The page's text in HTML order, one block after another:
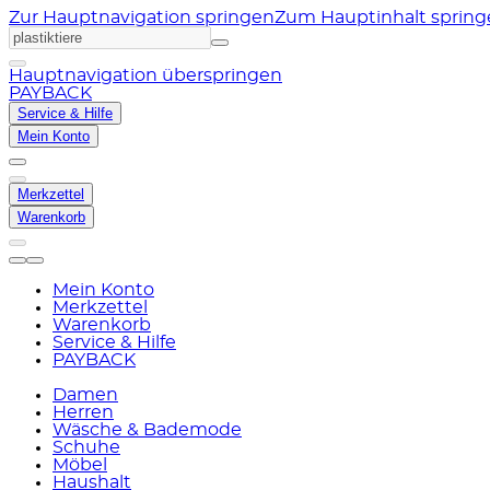
Zur Hauptnavigation springenZum Hauptinhalt
Hauptnavigation überspringen
PAYBACK
Service & Hilfe
Mein Konto
Merkzettel
Warenkorb
Mein Konto
Merkzettel
Warenkorb
Service & Hilfe
PAYBACK
Damen
Herren
Wäsche & Bademode
Schuhe
Möbel
Haushalt